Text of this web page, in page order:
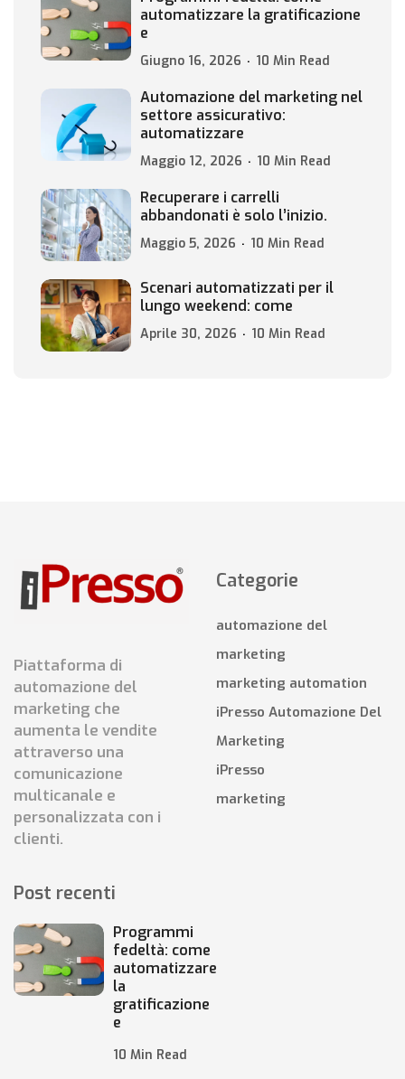
automatizzare la gratificazione
e
Giugno 16, 2026 10 Min Read
Automazione del marketing nel
settore assicurativo:
automatizzare
Maggio 12, 2026 10 Min Read
Recuperare i carrelli
abbandonati è solo l’inizio.
Maggio 5, 2026 10 Min Read
Scenari automatizzati per il
lungo weekend: come
Aprile 30, 2026 10 Min Read
Piattaforma di
automazione del
marketing che
aumenta le vendite
attraverso una
comunicazione
multicanale e
personalizzata con i
clienti.
Categorie
automazione del
marketing
marketing automation
iPresso Automazione Del
Marketing
iPresso
marketing
Post recenti
Programmi
fedeltà: come
automatizzare
la
gratificazione
e
10 Min Read